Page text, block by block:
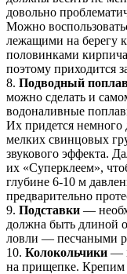
довольно
Можно
лежащими на берегу
половинками
поэтому приходится
8. Подводный
можно сделать и
водоналивные
Их придется немного
мелких свинцовых
звукового эффекта.
их «Суперклеем»,
глубине 6-10 м
предварительно
9. Подставки —
должна быть длиной
ловли — песчаными
10. Колокольчики —
на прищепке. Крепим